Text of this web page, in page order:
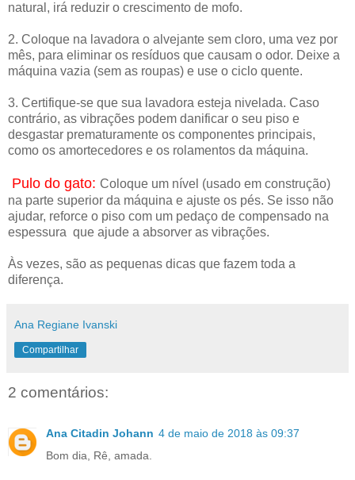
natural, irá reduzir o crescimento de mofo.
2. Coloque na lavadora o alvejante sem cloro, uma vez por
mês, para eliminar os resíduos que causam o odor. Deixe a
máquina vazia (sem as roupas) e use o ciclo quente.
3. Certifique-se que sua lavadora esteja nivelada. Caso
contrário, as vibrações podem danificar o seu piso e
desgastar prematuramente os componentes principais,
como os amortecedores e os rolamentos da máquina.
Pulo do gato: Coloque um nível (usado em construção)
na parte superior da máquina e ajuste os pés. Se isso não
ajudar, reforce o piso com um pedaço de compensado na
espessura que ajude a absorver as vibrações.
Às vezes, são as pequenas dicas que fazem toda a
diferença.
Ana Regiane Ivanski
Compartilhar
2 comentários:
Ana Citadin Johann 4 de maio de 2018 às 09:37
Bom dia, Rê, amada.